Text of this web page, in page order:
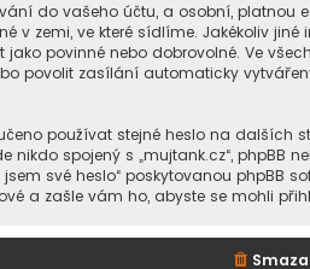
do vašeho účtu, a osobní, platnou
zemi, ve které sídlíme. Jakékoliv
povinné nebo dobrovolné. Ve
povolit zasílání automaticky
používat stejné heslo na dalších
spojený s „mujtank.cz“, phpBB
své heslo“ poskytovanou phpBB
a zašle vám ho, abyste se mohli